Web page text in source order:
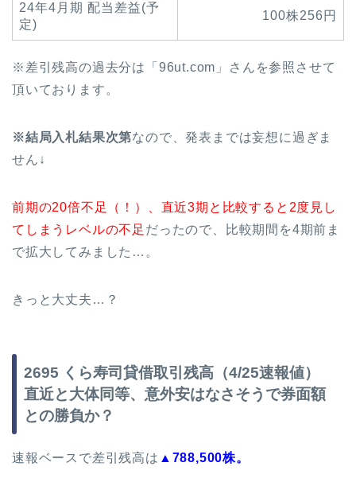
24年4月期 配当差益(予
定)
100株256円
※差引残高の過去分は「96ut.com」さんを参照させて
頂いております。
※結局入札結果次第なので、発表までは妄想に過ぎま
せん↓
前期の20倍不足（！）、直近3期と比較すると2度見し
てしまうレベルの不足 だったので、比較期間を4期前ま
で拡大してみました…。
きっと大丈夫…？
2695 くら寿司貸借取引残高（4/25速報値）
直近と大体同等、意外安はなさそうで券面額
との勝負か？
速報ベースで差引残高は ▲788,500株。